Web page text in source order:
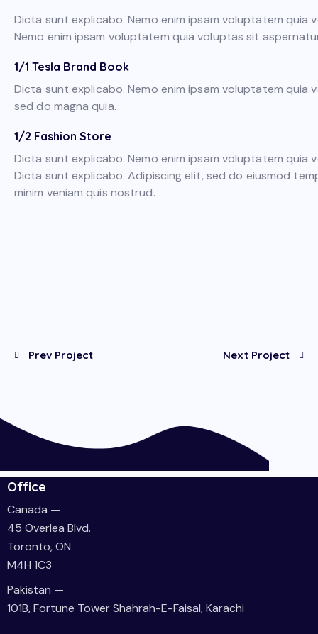
Dicta sunt explicabo. Nemo enim ipsam voluptatem
Nemo enim ipsam voluptatem quia voluptas sit
1/1 Tesla Brand Book
Dicta sunt explicabo. Nemo enim ipsam voluptatem
sed do magna quia.
1/2 Fashion Store
Dicta sunt explicabo. Nemo enim ipsam voluptatem
Dicta sunt explicabo. Adipiscing elit, sed do eiusmod
minim veniam quis nostrud.
Prev Project Next Project
Office
Canada —
45 Overlea Blvd.
Toronto, ON
M4H 1C3
Pakistan —
101B, Fortune Tower Shahrah-E-Faisal, Karachi